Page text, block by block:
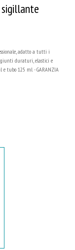
sigillante
adatto a tutti i
giunti duraturi, elastici e
tubo 125 ml - GARANZIA